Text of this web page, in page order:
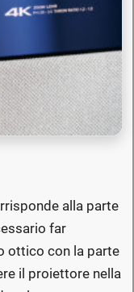
alla parte
far
ottico con la parte
il proiettore nella